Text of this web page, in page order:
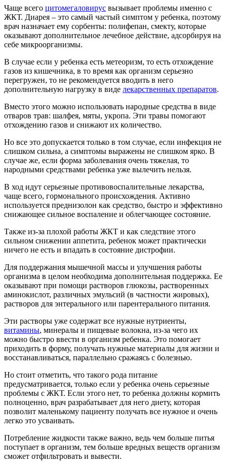
Чаще всего цитомегаловирус вызывает проблемы именно с
ЖКТ. Диарея – это самый частый симптом у ребенка, поэтому
врач назначает ему сорбенты: полифепан, смекту, которые
оказывают дополнительное лечебное действие, адсорбируя на
себе микроорганизмы.
В случае если у ребенка есть метеоризм, то есть отхождение
газов из кишечника, в то время как организм серьезно
перегружен, то не рекомендуется вводить в него
дополнительную нагрузку в виде лекарственных препаратов.
Вместо этого можно использовать народные средства в виде
отваров трав: шалфея, мяты, укропа. Эти травы помогают
отхождению газов и снижают их количество.
Но все это допускается только в том случае, если инфекция не
слишком сильна, а симптомы выражены не слишком ярко. В
случае же, если форма заболевания очень тяжелая, то
народными средствами ребенка уже вылечить нельзя.
В ход идут серьезные противовоспалительные лекарства,
чаще всего, гормонального происхождения. Активно
используется преднизолон как средство, быстро и эффективно
снижающее сильное воспаление и облегчающее состояние.
Также из-за плохой работы ЖКТ и как следствие этого
сильном снижении аппетита, ребенок может практически
ничего не есть и впадать в состояние дистрофии.
Для поддержания мышечной массы и улучшения работы
организма в целом необходима дополнительная поддержка. Ее
оказывают при помощи растворов глюкозы, растворенных
аминокислот, различных эмульсий (в частности жировых),
растворов для энтерального или парентерального питания.
Эти растворы уже содержат все нужные нутриенты,
витамины, минералы и пищевые волокна, из-за чего их
можно быстро ввести в организм ребенка. Это помогает
приходить в форму, получать нужные материалы для жизни и
восстанавливаться, параллельно сражаясь с болезнью.
Но стоит отметить, что такого рода питание
предусматривается, только если у ребенка очень серьезные
проблемы с ЖКТ. Если этого нет, то ребенка должны кормить
полноценно, врач разрабатывает для него диету, которая
позволит маленькому пациенту получать все нужное и очень
легко это усваивать.
Потребление жидкости также важно, ведь чем больше питья
поступает в организм, тем больше вредных веществ организм
сможет отфильтровать и вывести.